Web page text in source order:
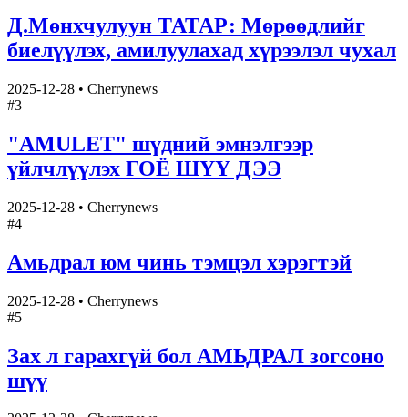
Д.Мөнхчулуун ТАТАР: Мөрөөдлийг
биелүүлэх, амилуулахад хүрээлэл чухал
2025-12-28 • Cherrynews
#3
"AMULET" шүдний эмнэлгээр
үйлчлүүлэх ГОЁ ШҮҮ ДЭЭ
2025-12-28 • Cherrynews
#4
Амьдрал юм чинь тэмцэл хэрэгтэй
2025-12-28 • Cherrynews
#5
Зах л гарахгүй бол АМЬДРАЛ зогсоно
шүү